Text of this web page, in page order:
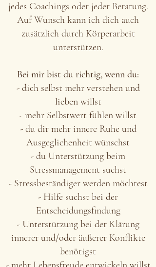
jedes Coachings oder jeder Beratung.
Auf Wunsch kann ich dich auch
zusätzlich durch Körperarbeit
unterstützen.
Bei mir bist du richtig, wenn du:
- dich selbst mehr verstehen und
lieben willst
- mehr Selbstwert fühlen willst
- du dir mehr innere Ruhe und
Ausgeglichenheit wünschst
- du Unterstützung beim
Stressmanagement suchst
- Stressbeständiger werden möchtest
- Hilfe suchst bei der
Entscheidungsfindung
- Unterstützung bei der Klärung
innerer und/oder äußerer Konflikte
benötigst